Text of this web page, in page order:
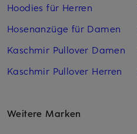
Hoodies für Herren
Hosenanzüge für Damen
Kaschmir Pullover Damen
Kaschmir Pullover Herren
Weitere Marken